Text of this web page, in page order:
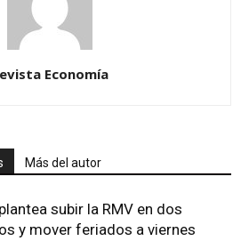
Economía
Más del autor
subir la RMV en dos
y mover feriados a viernes